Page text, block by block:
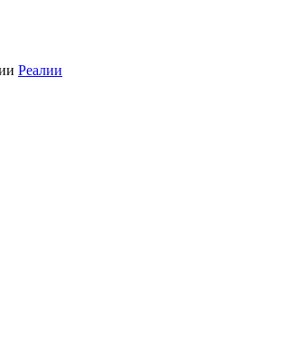
Реалии